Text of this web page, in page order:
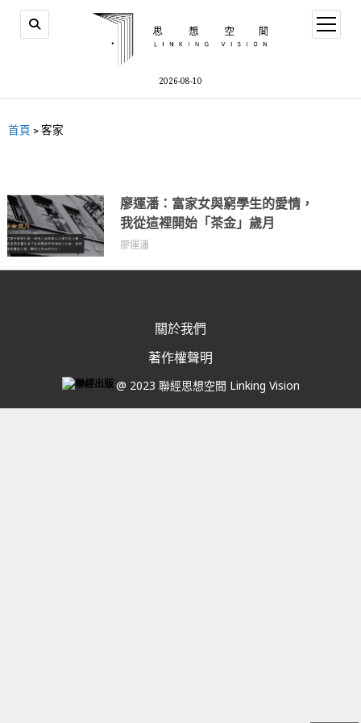
2026-08-10
首頁 >客家
廖運潘：富家女與窮學生的愛情，
我從這裡開始「茶金」歲月
廖運潘
關於我們
著作權聲明
@ 2023 聯經思想空間 Linking Vision